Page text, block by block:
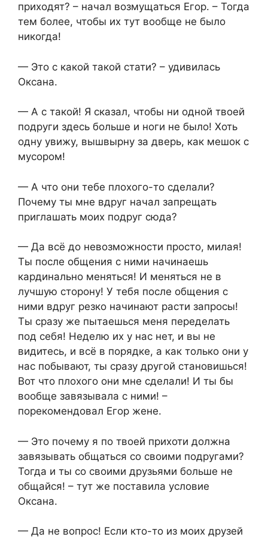
приходят? – начал возмущаться Егор. – Тогда
тем более, чтобы их тут вообще не было
никогда!
— Это с какой такой стати? – удивилась
Оксана.
— А с такой! Я сказал, чтобы ни одной твоей
подруги здесь больше и ноги не было! Хоть
одну увижу, вышвырну за дверь, как мешок с
мусором!
— А что они тебе плохого-то сделали?
Почему ты мне вдруг начал запрещать
приглашать моих подруг сюда?
— Да всё до невозможности просто, милая!
Ты после общения с ними начинаешь
кардинально меняться! И меняться не в
лучшую сторону! У тебя после общения с
ними вдруг резко начинают расти запросы!
Ты сразу же пытаешься меня переделать
под себя! Неделю их у нас нет, и вы не
видитесь, и всё в порядке, а как только они у
нас побывают, ты сразу другой становишься!
Вот что плохого они мне сделали! И ты бы
вообще завязывала с ними! –
порекомендовал Егор жене.
— Это почему я по твоей прихоти должна
завязывать общаться со своими подругами?
Тогда и ты со своими друзьями больше не
общайся! – тут же поставила условие
Оксана.
— Да не вопрос! Если кто-то из моих друзей